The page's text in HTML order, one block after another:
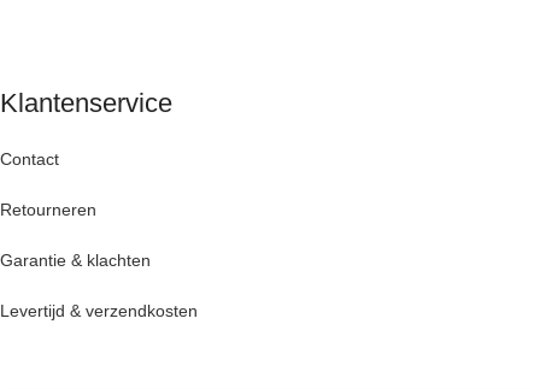
Klantenservice
Contact
Retourneren
Garantie & klachten
Levertijd & verzendkosten